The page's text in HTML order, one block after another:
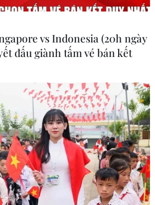
ủng hộ OECD áp thuế các
số
OECD, các quy tắc mới có thể giúp
tổng cộng 100 tỷ USD mỗi năm từ
kỹ thuật số như Google, Amazon và
vs Indonesia (20h ngày
đấu giành tấm vé bán kết